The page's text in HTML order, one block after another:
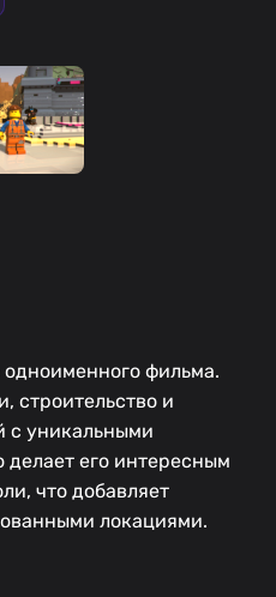
фильма.
строительство и
с уникальными
делает его интересным
что добавляет
локациями.